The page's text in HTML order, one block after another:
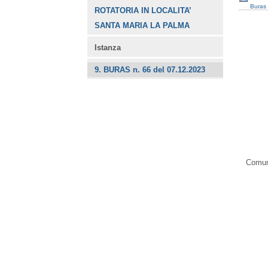
Buras
ROTATORIA IN LOCALITA’
SANTA MARIA LA PALMA
Istanza
9. BURAS n. 66 del 07.12.2023